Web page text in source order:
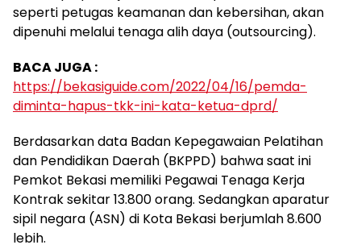
seperti petugas keamanan dan kebersihan, akan
dipenuhi melalui tenaga alih daya (outsourcing).
BACA JUGA :
https://bekasiguide.com/2022/04/16/pemda-
diminta-hapus-tkk-ini-kata-ketua-dprd/
Berdasarkan data Badan Kepegawaian Pelatihan
dan Pendidikan Daerah (BKPPD) bahwa saat ini
Pemkot Bekasi memiliki Pegawai Tenaga Kerja
Kontrak sekitar 13.800 orang. Sedangkan aparatur
sipil negara (ASN) di Kota Bekasi berjumlah 8.600
lebih.